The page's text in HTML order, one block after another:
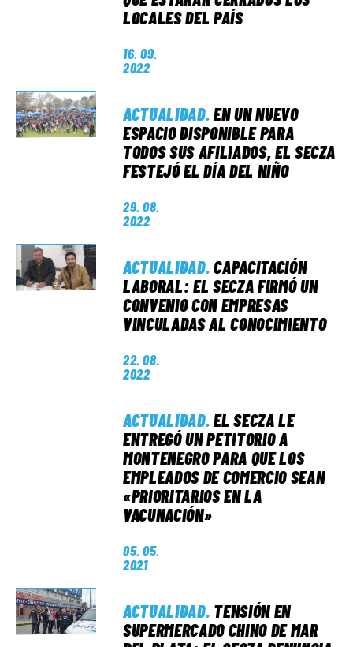
LOCALES DEL PAÍS
16. 09.
2022
ACTUALIDAD. EN UN NUEVO
ESPACIO DISPONIBLE PARA
TODOS SUS AFILIADOS, EL SECZA
FESTEJÓ EL DÍA DEL NIÑO
29. 08.
2022
ACTUALIDAD. CAPACITACIÓN
LABORAL: EL SECZA FIRMÓ UN
CONVENIO CON EMPRESAS
VINCULADAS AL CONOCIMIENTO
22. 08.
2022
ACTUALIDAD. EL SECZA LE
ENTREGÓ UN PETITORIO A
MONTENEGRO PARA QUE LOS
EMPLEADOS DE COMERCIO SEAN
«PRIORITARIOS EN LA
VACUNACIÓN»
05. 05.
2021
ACTUALIDAD. TENSIÓN EN
SUPERMERCADO CHINO DE MAR